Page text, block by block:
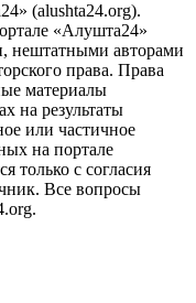
(alushta24.org).
«Алушта24»
нештатными авторами
права. Права
материалы
на результаты
или частичное
на портале
только с согласия
Все вопросы